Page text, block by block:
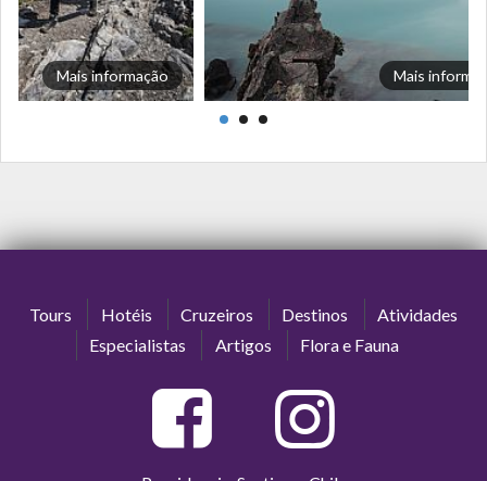
Mais informação Mais
Tours Hotéis Cruzeiros Destinos
Atividades
Especialistas
Artigos Flora e Fauna